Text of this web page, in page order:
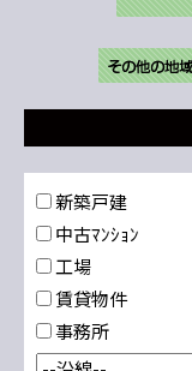
新築戸建
中古ﾏﾝｼｮﾝ
工場
賃貸物件
事務所